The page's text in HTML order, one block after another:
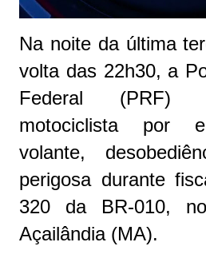
Na noite da última
volta das 22h30, a
Federal (PRF)
motociclista por
volante,
perigosa durante
320 da BR-010,
Açailândia (MA).